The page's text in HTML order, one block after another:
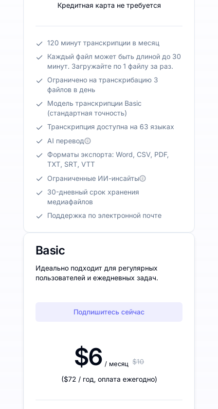
Кредитная карта не требуется
120 минут транскрипции в месяц
Каждый файл может быть длиной до 30
минут. Загружайте по 1 файлу за раз.
Ограничено на транскрибацию 3
файлов в день
Модель транскрипции Basic
(стандартная точность)
Транскрипция доступна на 63 языках
AI перевод
Форматы экспорта: Word, CSV, PDF,
TXT, SRT, VTT
Ограниченные ИИ-инсайты
30-дневный срок хранения
медиафайлов
Поддержка по электронной почте
Basic
Идеально подходит для регулярных
пользователей и ежедневных задач.
Подпишитесь сейчас
$6 / месяц $10
($72 / год, оплата ежегодно)